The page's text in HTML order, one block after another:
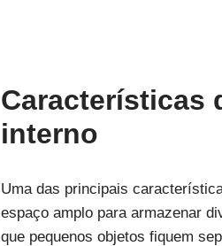
Características
interno
Uma das principais
espaço amplo para armazenar
que pequenos objetos fiquem